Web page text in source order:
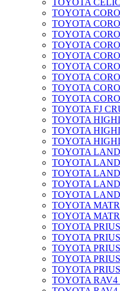
TOYOTA
TOYOTA
TOYOTA
TOYOTA
TOYOTA
TOYOTA
TOYOTA
TOYOTA
TOYOTA
TOYOTA FJ
TOYOTA
TOYOTA
TOYOTA
TOYOTA LAND
TOYOTA LAND
TOYOTA
TOYOTA LAND
TOYOTA LAND
TOYOTA
TOYOTA
TOYOTA
TOYOTA PRIUS
TOYOTA
TOYOTA
TOYOTA
TOYOTA RAV4